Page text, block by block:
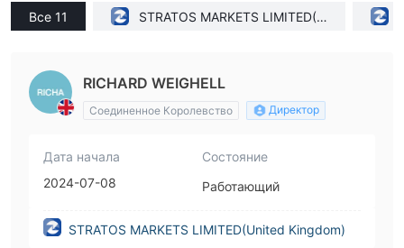
Все 11
STRATOS MARKETS LIMITED(U
RICHARD WEIGHELL
Соединенное Королевство Директор
Дата начала
2024-07-08
Состояние
Работающий
STRATOS MARKETS LIMITED(United Kingdom)